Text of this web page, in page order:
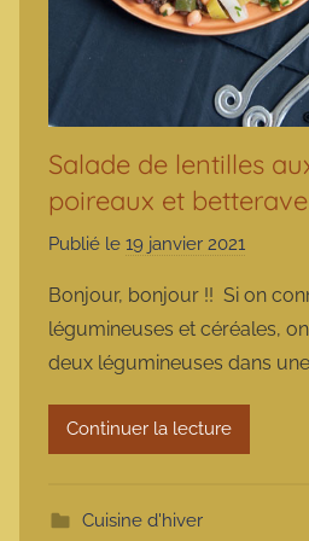
Salade de lentilles
poireaux et betterave
Publié le 19 janvier 2021
r
m
a
r
Bonjour, bonjour !! Si on
légumineuses et céréales,
deux légumineuses dans
Continuer la lecture
Cuisine d'hiver